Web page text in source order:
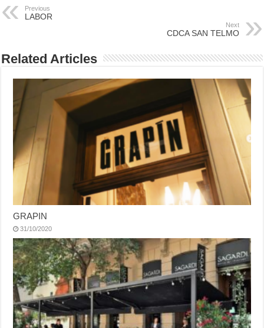
Previous
LABOR
Next
CDCA SAN TELMO
Related Articles
GRAPIN
31/10/2020